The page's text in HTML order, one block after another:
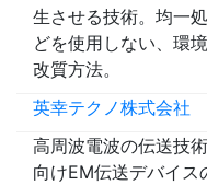
生させる技術。均一
どを使用しない、環
改質方法。
英幸テクノ株式会社
高周波電波の伝送技
向けEM伝送デバイス